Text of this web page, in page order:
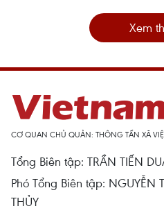
Xem
CƠ QUAN CHỦ QUẢN: THÔNG TẤN XÃ
Tổng Biên tập: TRẦN TIẾN
Phó Tổng Biên tập: NGUYỄN
THỦY